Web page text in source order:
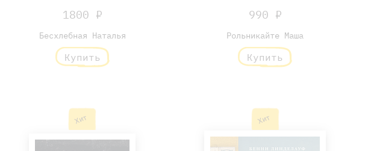
1800 ₽
Бесхлебная Наталья
Купить
990 ₽
Рольникайте Маша
Купить
Хит Хит